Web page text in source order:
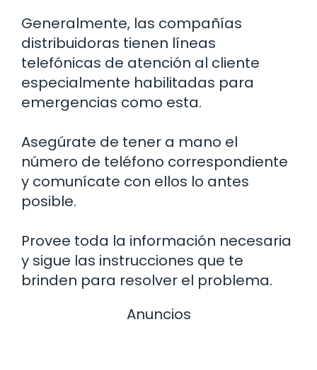
Generalmente, las compañías
distribuidoras tienen líneas
telefónicas de atención al cliente
especialmente habilitadas para
emergencias como esta.
Asegúrate de tener a mano el
número de teléfono correspondiente
y comunícate con ellos lo antes
posible.
Provee toda la información necesaria
y sigue las instrucciones que te
brinden para resolver el problema.
Anuncios